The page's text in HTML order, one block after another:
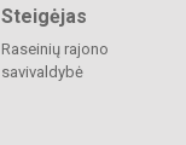
Steigėjas
Raseinių rajono
savivaldybė